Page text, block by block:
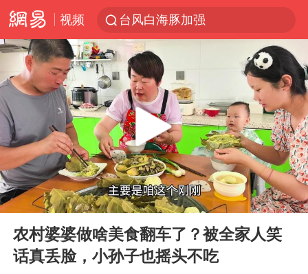
视频
台风白海豚加强
官方通报教师招聘笔试前13名被淘汰
国防部回应日本试射“战斧”导弹
广东雷州通报特教老师招聘违规事件
A股三大股指收涨
“立秋的第一杯奶茶”又爆单了
泰国校园枪击案死亡人数升至7人
泰国枪击案凶手先杀祖父母后行凶
宇树科技中一签需缴款7.54万元
国防部：坚决反制任何闹海挑衅图谋
Play
00:00 04:22
农村婆婆做啥美食翻车了？被全家人笑
话真丢脸，小孙子也摇头不吃